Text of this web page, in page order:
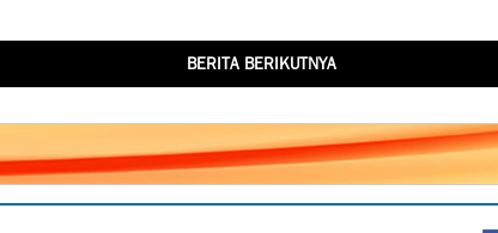
BERITA BERIKUTNYA